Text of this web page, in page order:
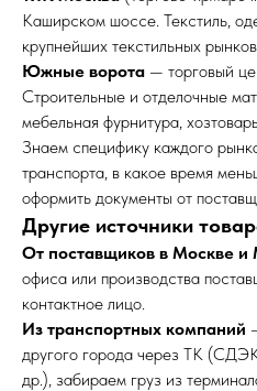
Каширском шоссе. Текстиль,
крупнейших текстильных
Южные ворота — торговый
Строительные и отделочные
мебельная фурнитура,
Знаем специфику каждого
транспорта, в какое время
оформить документы от
Другие источники
От поставщиков в Москве
офиса или производства
контактное лицо.
Из транспортных компаний
другого города через ТК
др.), забираем груз из